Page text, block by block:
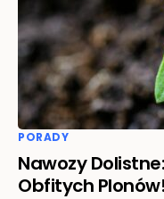
PORADY
Nawozy
Obfitych Plonów!